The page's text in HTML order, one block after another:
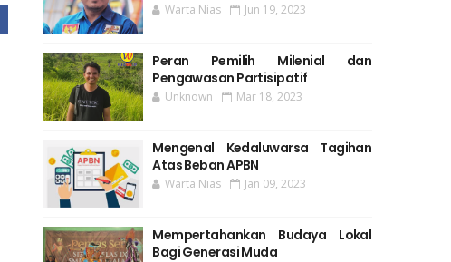
Warta Nias Jun 19, 2023
Peran Pemilih Milenial dan
Pengawasan Partisipatif
Unknown Mar 18, 2023
Mengenal Kedaluwarsa Tagihan
Atas Beban APBN
Warta Nias Jan 09, 2023
Mempertahankan Budaya Lokal
Bagi Generasi Muda